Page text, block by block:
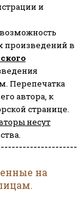
и
произведений в
Перепечатка
автора, к
странице.
несут
на